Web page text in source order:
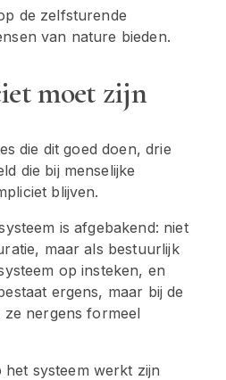
de zelfsturende
van nature bieden.
moet zijn
die dit goed doen, drie
die bij menselijke
blijven.
is afgebakend: niet
maar als bestuurlijk
op insteken, en
ergens, maar bij de
ze nergens formeel
het systeem werkt zijn